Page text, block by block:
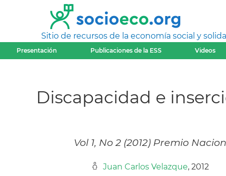
Sitio de recursos de la economía social y
Presentación Publicaciones de la ESS Videos
Discapacidad e
Vol 1, No 2 (2012) Premio
Juan Carlos Velazque, 2012